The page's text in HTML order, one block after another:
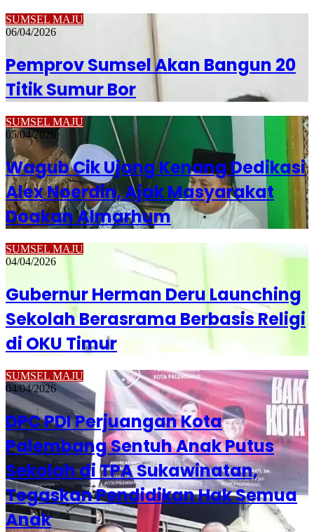
SUMSEL MAJU
06/04/2026
Pemprov Sumsel Akan Bangun 20
Titik Sumur Bor
SUMSEL MAJU
05/04/2026
Wagub Cik Ujang Kenang Dedikasi
Alex Noerdin, Ajak Masyarakat
Doakan Almarhum
SUMSEL MAJU
04/04/2026
Gubernur Herman Deru Launching
Sekolah Berasrama Berbasis Religi
di OKU Timur
SUMSEL MAJU
04/04/2026
DPC PDI Perjuangan Kota
Palembang Sentuh Anak Putus
Sekolah di TPA Sukawinatan,
Tegaskan Pendidikan Hak Semua
Anak